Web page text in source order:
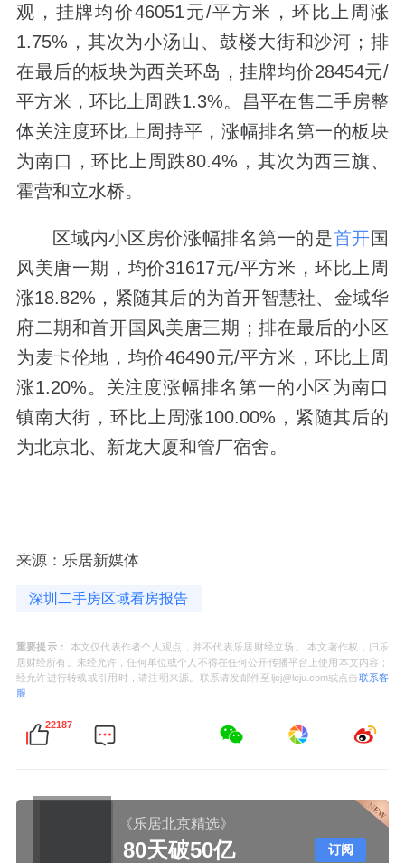
观，挂牌均价46051元/平方米，环比上周涨
1.75%，其次为小汤山、鼓楼大街和沙河；排
在最后的板块为西关环岛，挂牌均价28454元/
平方米，环比上周跌1.3%。昌平在售二手房整
体关注度环比上周持平，涨幅排名第一的板块
为南口，环比上周跌80.4%，其次为西三旗、
霍营和立水桥。
区域内小区房价涨幅排名第一的是首开国
风美唐一期，均价31617元/平方米，环比上周
涨18.82%，紧随其后的为首开智慧社、金域华
府二期和首开国风美唐三期；排在最后的小区
为麦卡伦地，均价46490元/平方米，环比上周
涨1.20%。关注度涨幅排名第一的小区为南口
镇南大街，环比上周涨100.00%，紧随其后的
为北京北、新龙大厦和管厂宿舍。
来源：乐居新媒体
深圳二手房区域看房报告
重要提示：
本文仅代表作者个人观点，并不代表乐居财经立场。 本文著作权，归乐
居财经所有。未经允许，任何单位或个人不得在任何公开传播平台上使用本文内容；
经允许进行转载或引用时，请注明来源。联系请发邮件至ljcj@leju.com或点击联系客
服
22187
《乐居北京精选》
80天破50亿 订阅